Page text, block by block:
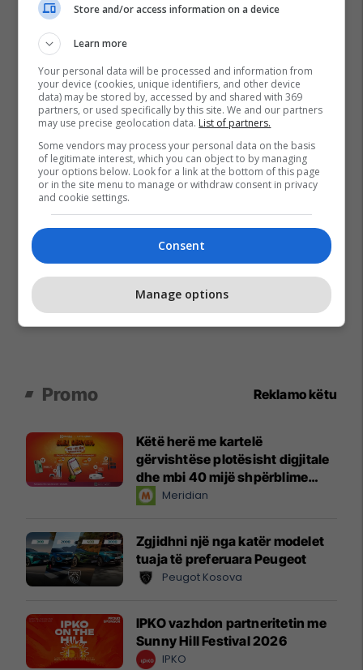
Promo Reklamo këtu
Këtë herë me kartelë
gërvishtëse plotësisht digjitale
dhe mbi 40 mijë shpërblime
instant!Meridian
Zgjidhni një nga katër modelet
tuaja të preferuara Peugeot
Peugot Kosova
IPKO vazhdon partneritetin me
Sunny Hill Festival 2026
IPKO
Store and/or access information on a device
Learn more
Your personal data will be processed and information from
your device (cookies, unique identifiers, and other device
data) may be stored by, accessed by and shared with 369
partners, or used specifically by this site. We and our partners
may use precise geolocation data. List of partners.
Some vendors may process your personal data on the basis
of legitimate interest, which you can object to by managing
your options below. Look for a link at the bottom of this page
or in the site menu to manage or withdraw consent in privacy
and cookie settings.
Consent
Manage options